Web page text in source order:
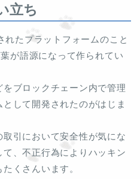
立ち
れたプラットフォームのこと
が語源になって作られてい
ブロックチェーン内で管理
して開発されたのがはじま
引において安全性が気にな
、不正行為によりハッキン
くさんいます。